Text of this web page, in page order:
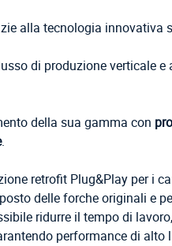
alla tecnologia innovativa
di produzione verticale
della sua gamma con
.
retrofit Plug&Play per i
delle forche originali e
ridurre il tempo di
performance di alto